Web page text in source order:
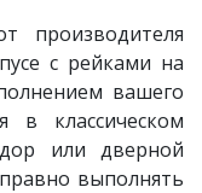
производителя
с рейками на
вашего
в классическом
или дверной
выполнять